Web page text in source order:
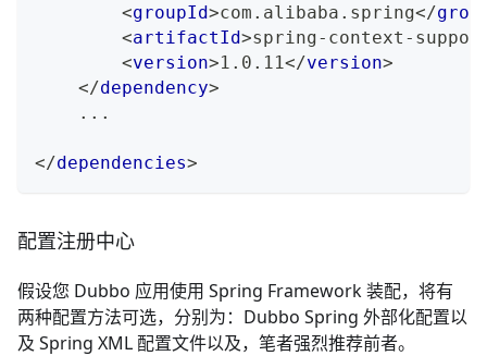
<groupId>com.alibaba.spring</
<artifactId>spring-context-
<version>1.0.11</version>
</dependency>
    ...
</dependencies>
配置注册中心
假设您 Dubbo 应用使用 Spring Framework 装配，将有
两种配置方法可选，分别为： Dubbo Spring 外部化配置以
及 Spring XML 配置文件以及，笔者强烈推荐前者。